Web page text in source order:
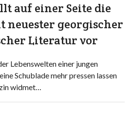
auf einer Seite die
neuester georgischer
Literatur vor
Lebenswelten einer jungen
Schublade mehr pressen lassen
widmet…